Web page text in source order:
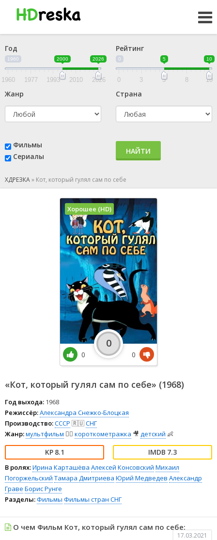
Год
1960 2000 2026
1960 1977 1993 2010 2026
Рейтинг
0 5 10
0 3 5 8 10
Жанр Страна
Фильмы
Сериалы
НАЙТИ
ХДРЕЗКА» Кот, который гулял сам по себе
«Кот, который гулял сам по себе» (1968)
Год выхода: 1968
Режиссёр:Александра Снежко-Блоцкая
Производство:СССР 🇷🇺СНГ
Жанр:мультфильм 🧚‍♀️ короткометражка 🎥 детский 👶
8.1 7.3
В ролях:Ирина Карташёва Алексей Консовский Михаил
Погоржельский Тамара Дмитриева Юрий Медведев Александр
Граве Борис Рунге
Разделы:Фильмы Фильмы стран СНГ
Хорошее (HD)
0
0
0
О чем Фильм Кот, который гулял сам по себе:
17.03.2021